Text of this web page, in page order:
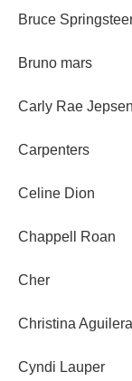
Bruce
Bruno mars
Carly Rae Jepsen
Carpenters
Celine Dion
Chappell Roan
Cher
Christina Aguilera
Cyndi Lauper